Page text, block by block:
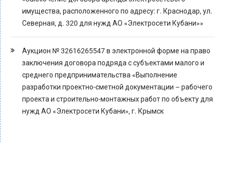
имущества, расположенного по адресу: г. Краснодар, ул.
Северная, д. 320 для нужд АО «Электросети Кубани»»
Аукцион № 32616265547 в электронной форме на право
заключения договора подряда с субъектами малого и
среднего предпринимательства «Выполнение
разработки проектно-сметной документации – рабочего
проекта и строительно-монтажных работ по объекту для
нужд АО «Электросети Кубани», г. Крымск